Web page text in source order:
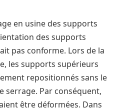
en usine des supports
des supports
pas conforme. Lors de la
les supports supérieurs
repositionnés sans le
serrage. Par conséquent,
être déformées. Dans